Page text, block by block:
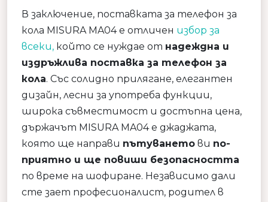
В заключение, поставката за телефон за
кола MISURA MA04 е отличен избор за
всеки, който се нуждае от надеждна и
издръжлива поставка за телефон за
кола. Със солидно прилягане, елегантен
дизайн, лесни за употреба функции,
широка съвместимост и достъпна цена,
държачът MISURA MA04 е джаджата,
която ще направи пътуването ви по-
приятно и ще повиши безопасността
по време на шофиране. Независимо дали
сте зает професионалист, родител в